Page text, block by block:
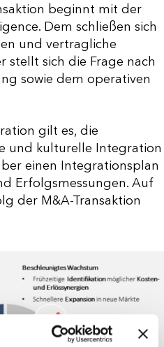
beginnt mit der
Dem schließen sich
und vertragliche
stellt sich die Frage nach
sowie dem operativen
gilt es, die
und kulturelle Integration
einen Integrationsplan
Erfolgsmessungen. Auf
der M&A-Transaktion